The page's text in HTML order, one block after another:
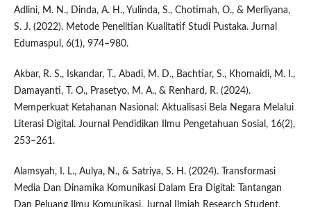
Adlini, M. N., Dinda, A. H., Yulinda, S., Chotimah, O., & Merliyana,
S. J. (2022). Metode Penelitian Kualitatif Studi Pustaka. Jurnal
Edumaspul, 6(1), 974–980.
Akbar, R. S., Iskandar, T., Abadi, M. D., Bachtiar, S., Khomaidi, M. I.,
Damayanti, T. O., Prasetyo, M. A., & Renhard, R. (2024).
Memperkuat Ketahanan Nasional: Aktualisasi Bela Negara Melalui
Literasi Digital. Journal Pendidikan Ilmu Pengetahuan Sosial, 16(2),
253–261.
Alamsyah, I. L., Aulya, N., & Satriya, S. H. (2024). Transformasi
Media Dan Dinamika Komunikasi Dalam Era Digital: Tantangan